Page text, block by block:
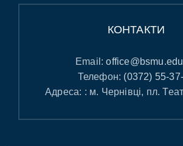
КОНТАКТИ
Email:
Телефон: (0372) 55-
Адреса: : м. Чернівці, пл.